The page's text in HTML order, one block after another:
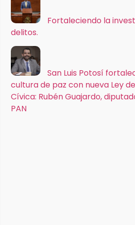
Fortaleciendo la
delitos.
San Luis Potosí
cultura de paz con nueva Ley
Cívica: Rubén Guajardo,
PAN